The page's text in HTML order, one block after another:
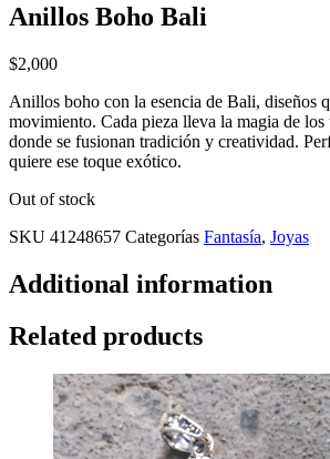
Anillos Boho Bali
$2,000
Anillos boho con la esencia de Bali, diseños
movimiento. Cada pieza lleva la magia de los
donde se fusionan tradición y creatividad.
quiere ese toque exótico.
Out of stock
SKU 41248657 Categorías Fantasía, Joyas
Additional information
Related products